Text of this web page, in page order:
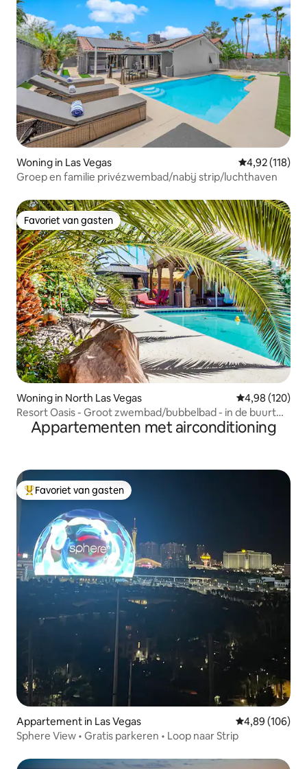
Woning in Las Vegas Gemiddelde
4,92 (118)
Groep en familie privézwembad/nabij strip/luchthaven
Favoriet van gasten
Favoriet van gasten
Woning in North Las Vegas Gemiddelde
4,98 (120)
Resort Oasis - Groot zwembad/bubbelbad - in de buurt
van STRIP, Speedway
Appartementen met airconditioning
Topfavoriet van gasten
Favoriet van gasten
Appartement in Las Vegas Gemiddelde
4,89 (106)
Sphere View • Gratis parkeren • Loop naar Strip